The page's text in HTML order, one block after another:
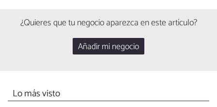
¿Quieres que tu negocio aparezca en este artículo?
Añadir mi negocio
Lo más visto